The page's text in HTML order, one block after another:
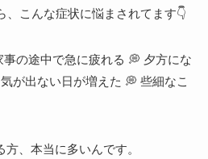
、こんな症状に悩まされてます👇
の途中で急に疲れる 💭 夕方にな
が出ない日が増えた 💭 些細なこ
、本当に多いんです。